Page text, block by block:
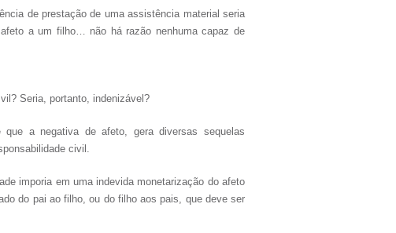
de prestação de uma assistência material seria
a um filho… não há razão nenhuma capaz de
Seria, portanto, indenizável?
que a negativa de afeto, gera diversas sequelas
civil.
imporia em uma indevida monetarização do afeto
do pai ao filho, ou do filho aos pais, que deve ser